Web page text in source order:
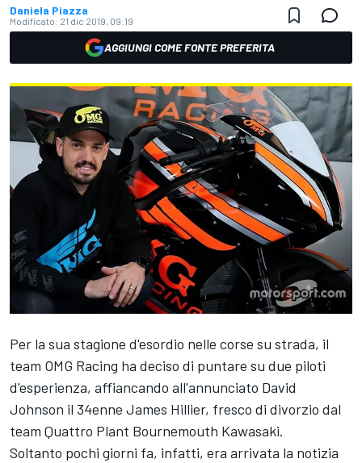
Daniela Piazza
Modificato: 21 dic 2019, 09:19
AGGIUNGI COME FONTE PREFERITA
Per la sua stagione d'esordio nelle corse su strada, il
team OMG Racing ha deciso di puntare su due piloti
d'esperienza, affiancando all'annunciato David
Johnson il 34enne James Hillier, fresco di divorzio dal
team Quattro Plant Bournemouth Kawasaki.
Soltanto pochi giorni fa, infatti, era arrivata la notizia